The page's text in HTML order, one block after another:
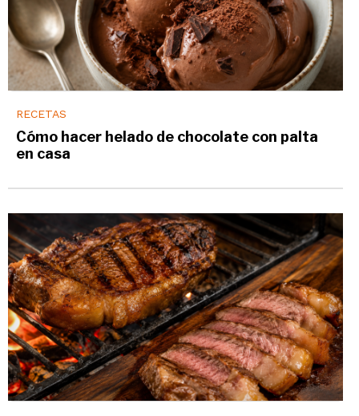
RECETAS
Cómo hacer helado de chocolate con palta
en casa